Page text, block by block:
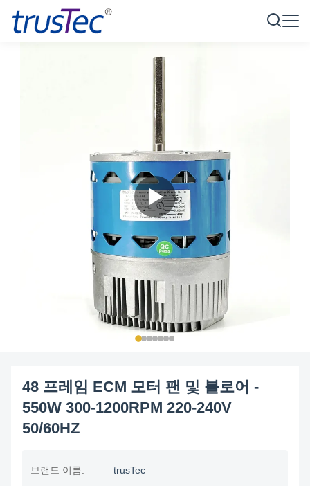
48 프레임 ECM 모터 팬 및 블로어 -
550W 300-1200RPM 220-240V
50/60HZ
브랜드 이름: trusTec